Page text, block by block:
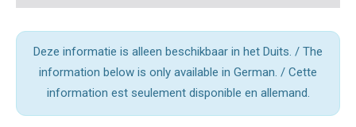
Deze informatie is alleen beschikbaar in het Duits. / The
information below is only available in German. / Cette
information est seulement disponible en allemand.